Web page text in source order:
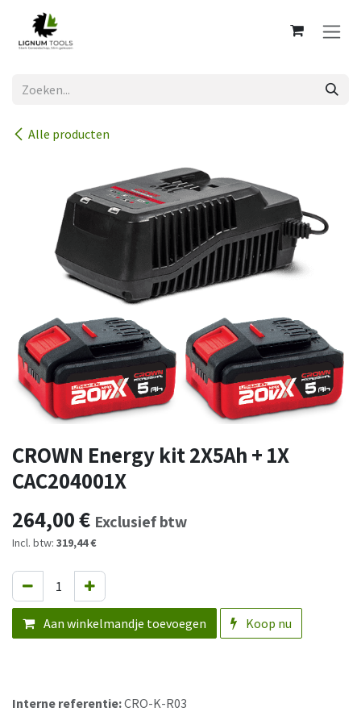
Overslaan naar inhoud
Alle producten
CROWN Energy kit 2X5Ah + 1X
CAC204001X
264,00€ Exclusief btw
Incl. btw: 319,44 €
Aan winkelmandje toevoegen Koop nu
Interne referentie:CRO-K-R03